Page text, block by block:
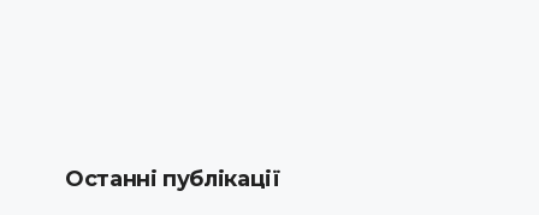
Останні публікації